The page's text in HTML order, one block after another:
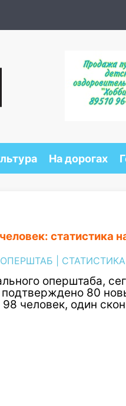
На дорогах
статистика
ОПЕРШТАБ СТАТИСТИКА
оперштаба,
80
человек, один